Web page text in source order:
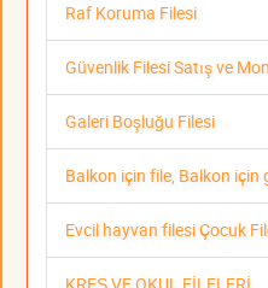
Raf Koruma Filesi
Güvenlik Filesi Satış ve
Galeri Boşluğu Filesi
Balkon için file, Balkon için
Evcil hayvan filesi Çocuk